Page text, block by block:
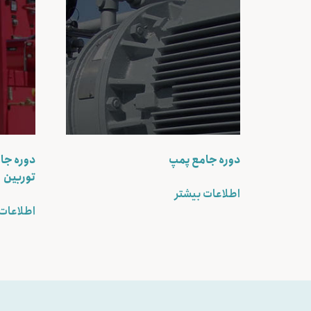
دوره جامع پمپ
اطلاعات بیشتر
دوره
توربین